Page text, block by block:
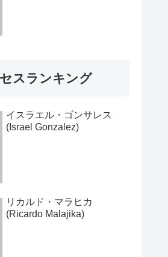
スランキング
イスラエル・ゴンサレス
(Israel Gonzalez)
リカルド・マラヒカ
(Ricardo Malajika)